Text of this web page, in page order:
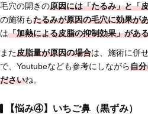
毛穴の開きの原因には「たるみ」と「
の施術もたるみが原因の毛穴に効果が
は「加熱による皮脂の抑制効果」があ
また皮脂量が原因の場合は、施術に併
で、Youtubeなども参考にしながら自
ださいね。
【悩み④】いちご鼻（黒ずみ）